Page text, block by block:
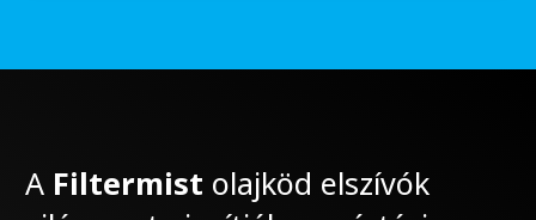
A Filtermist olajköd elszívók